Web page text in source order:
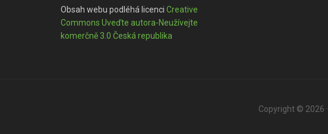
Obsah webu podléhá licenci Creative
Commons Uveďte autora-Neužívejte
komerčně 3.0 Česká republika
Copyright © 2026 ·